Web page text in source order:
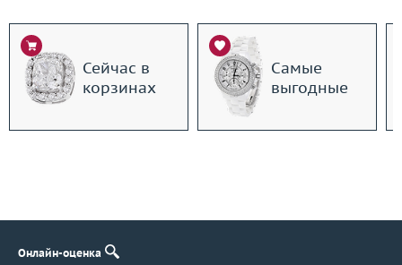
Сейчас в
корзинах
Самые
выгодные
Онлайн-оценка